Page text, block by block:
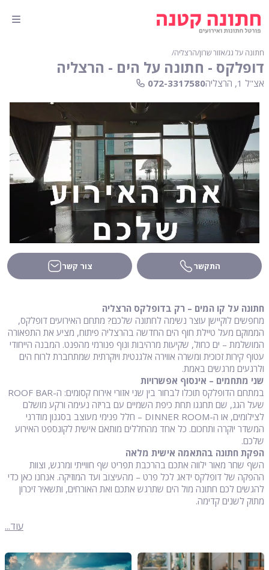
חתונה על גג∕אזור שרון∕הרצליה∕
דופלקס - חתונה על הים - הרצליה
אצ"ל 1, הרצליה 072-3317580
התקשר צור קשר
חתונה על קו המים – רק בדופלקס הרצליה
מחפשים לוקיישן עוצר נשימה לחתונה שלכם? מתחם האירועים דופלקס,
הממוקם מעל טיילת חוף הים החדשה בהרצליה פיתוח, מציע את התפאורה
המושלמת – ים כחול, שקיעות מרהיבות ונוף פנורמי מהפנט. המבנה הייחודי
עטוף קירות זכוכית ומשרה אווירה אלגנטית ויוקרתית שמתחברת לרוח הים
ולרגעים מרגשים באמת.
שני מתחמים – אינסוף אפשרויות
במתחם הדופלקס תוכלו לבחור בין שני אזורי אירוח קסומים: ה-ROOF BAR
שעל הגג, שם תחגגו תחת כיפת השמיים עם בריזה נעימה ורקע מושלם
לצילומים, או ה-DINNER ROOM – חלל פנימי מעוצב בסגנון מודרני
המשדר יוקרה ותחכום. כל אחד מהחללים מותאם אישית לקונספט האירוע
שלכם.
הפקת חתונה בהתאמה אישית מלאה
השף שחר מאור ילווה אתכם בהרכבת תפריט שף חווייתי ומרגש, וצוות
ההפקה של דופלקס ידאג לכל פרט – מהעיצוב ועד המוזיקה. אנחנו כאן כדי
להגשים לכם חתונה מול הים שתרגש אתכם ואת האורחים, ותשאיר זיכרון
מתוק לשנים קדימה.
עוד...